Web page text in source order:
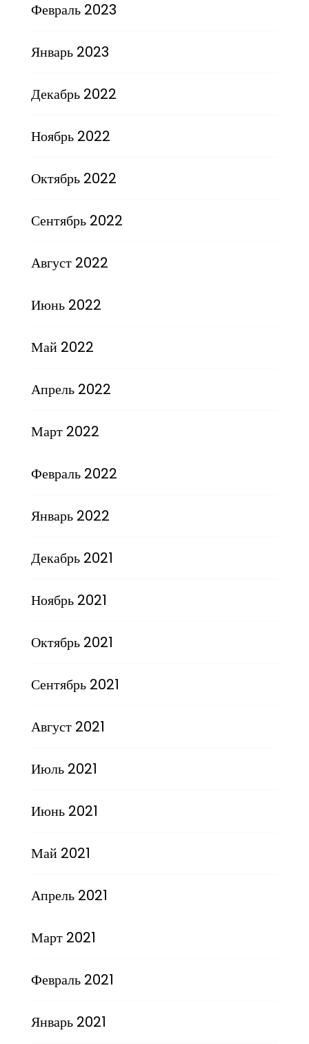
Февраль 2023
Январь 2023
Декабрь 2022
Ноябрь 2022
Октябрь 2022
Сентябрь 2022
Август 2022
Июнь 2022
Май 2022
Апрель 2022
Март 2022
Февраль 2022
Январь 2022
Декабрь 2021
Ноябрь 2021
Октябрь 2021
Сентябрь 2021
Август 2021
Июль 2021
Июнь 2021
Май 2021
Апрель 2021
Март 2021
Февраль 2021
Январь 2021